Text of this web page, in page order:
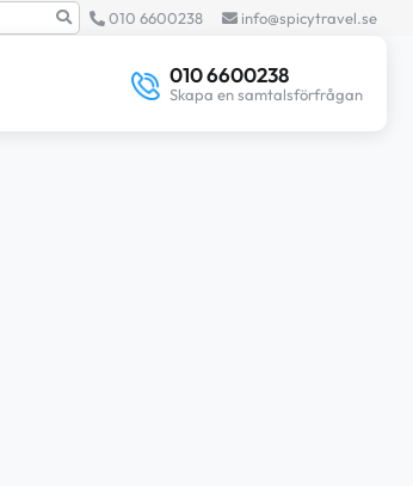
010 6600238 info@spicytravel.se
010 6600238
Skapa en samtalsförfrågan